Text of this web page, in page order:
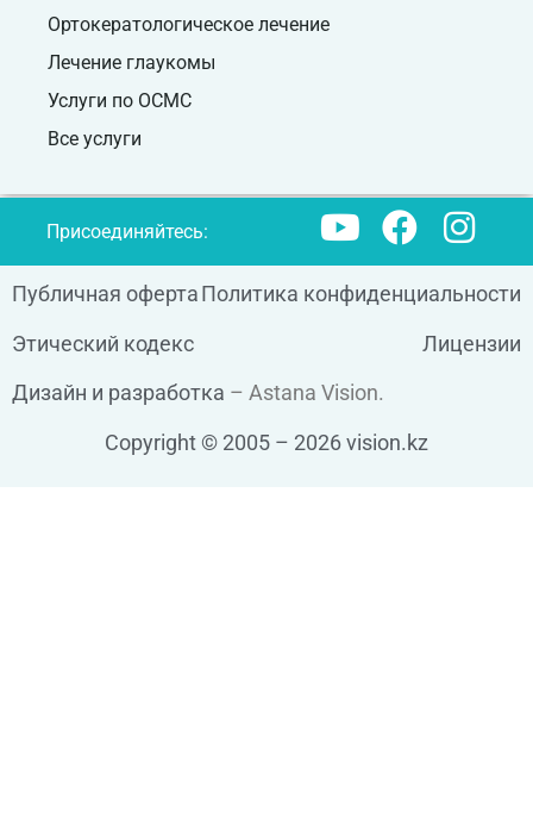
Ортокератологическое лечение
Лечение глаукомы
Услуги по ОСМС
Все услуги
Присоединяйтесь:
Публичная офертаПолитика конфиденциальности
Этический кодекс
Лицензии
Дизайн и разработка – Astana Vision.
Copyright © 2005 – 2026 vision.kz